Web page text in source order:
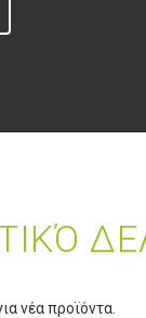
νέα προϊόντα.